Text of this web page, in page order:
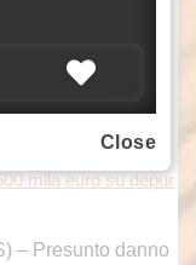
di
gli
al 50%.[...]
mila euro su depur
– Presunto danno
Close